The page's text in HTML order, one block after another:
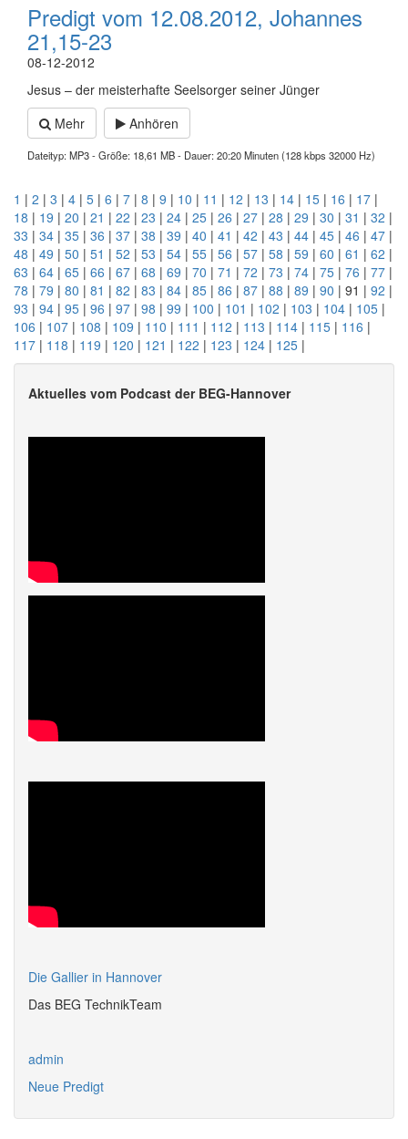
Predigt vom 12.08.2012, Johannes
21,15-23
08-12-2012
Jesus – der meisterhafte Seelsorger seiner Jünger
Mehr
Anhören
Dateityp: MP3 - Größe: 18,61 MB - Dauer: 20:20 Minuten (128 kbps 32000 Hz)
1 | 2 | 3 | 4 | 5 | 6 | 7 | 8 | 9 | 10 | 11 | 12 | 13 | 14 | 15 | 16 | 17 |
18 | 19 | 20 | 21 | 22 | 23 | 24 | 25 | 26 | 27 | 28 | 29 | 30 | 31 | 32 |
33 | 34 | 35 | 36 | 37 | 38 | 39 | 40 | 41 | 42 | 43 | 44 | 45 | 46 | 47 |
48 | 49 | 50 | 51 | 52 | 53 | 54 | 55 | 56 | 57 | 58 | 59 | 60 | 61 | 62 |
63 | 64 | 65 | 66 | 67 | 68 | 69 | 70 | 71 | 72 | 73 | 74 | 75 | 76 | 77 |
78 | 79 | 80 | 81 | 82 | 83 | 84 | 85 | 86 | 87 | 88 | 89 | 90 | 91 | 92 |
93 | 94 | 95 | 96 | 97 | 98 | 99 | 100 | 101 | 102 | 103 | 104 | 105 |
106 | 107 | 108 | 109 | 110 | 111 | 112 | 113 | 114 | 115 | 116 |
117 | 118 | 119 | 120 | 121 | 122 | 123 | 124 | 125 |
Aktuelles vom Podcast der BEG-Hannover
Die Gallier in Hannover
Das BEG TechnikTeam
admin
Neue Predigt